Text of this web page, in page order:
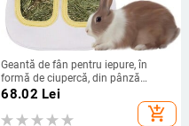
Geantă de fân pentru iepure, în
formă de ciupercă, din pânză
Oxford, pentru agățat, pentru
depozitare pentru fân pentru
68.02 Lei
add_shopping_cart